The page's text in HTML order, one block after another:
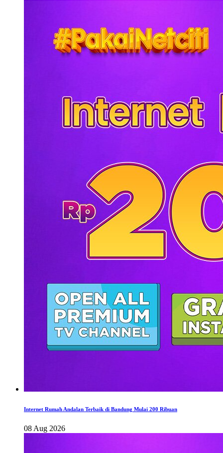
Internet Rumah Andalan Terbaik di Bandung Mulai 200 Ribuan
08 Aug 2026